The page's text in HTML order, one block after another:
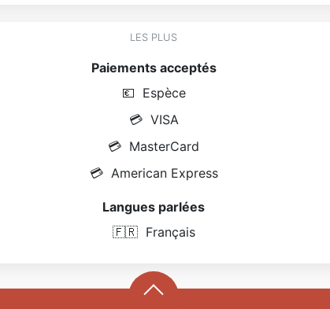
LES PLUS
Paiements acceptés
💶 Espèce
💳 VISA
💳 MasterCard
💳 American Express
Langues parlées
🇫🇷 Français